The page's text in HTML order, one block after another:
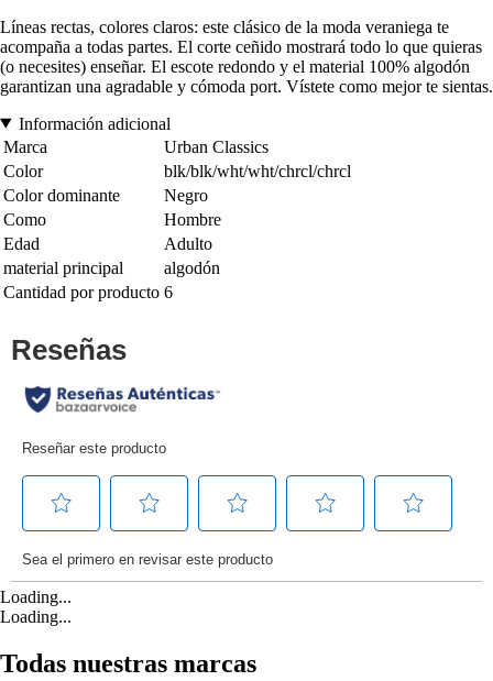
Líneas rectas, colores claros: este clásico de la moda veraniega te
acompaña a todas partes. El corte ceñido mostrará todo lo que quieras
(o necesites) enseñar. El escote redondo y el material 100% algodón
garantizan una agradable y cómoda port. Vístete como mejor te sientas.
Información adicional
Marca
Urban Classics
Color
blk/blk/wht/wht/chrcl/chrcl
Color dominante
Negro
Como
Hombre
Edad
Adulto
material principal
algodón
Cantidad por producto 6
Loading...
Loading...
Todas nuestras marcas